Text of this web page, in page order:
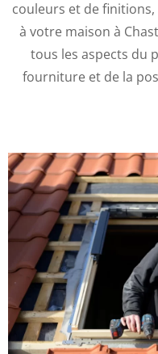
couleurs et de
à votre maison à
tous les aspects du
fourniture et de la